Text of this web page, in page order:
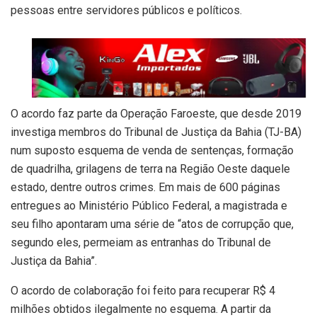
pessoas entre servidores públicos e políticos.
O acordo faz parte da Operação Faroeste, que desde 2019
investiga membros do Tribunal de Justiça da Bahia (TJ-BA)
num suposto esquema de venda de sentenças, formação
de quadrilha, grilagens de terra na Região Oeste daquele
estado, dentre outros crimes. Em mais de 600 páginas
entregues ao Ministério Público Federal, a magistrada e
seu filho apontaram uma série de “atos de corrupção que,
segundo eles, permeiam as entranhas do Tribunal de
Justiça da Bahia”.
O acordo de colaboração foi feito para recuperar R$ 4
milhões obtidos ilegalmente no esquema. A partir da